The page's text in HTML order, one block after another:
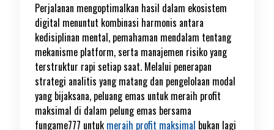
Perjalanan mengoptimalkan hasil dalam ekosistem
digital menuntut kombinasi harmonis antara
kedisiplinan mental, pemahaman mendalam tentang
mekanisme platform, serta manajemen risiko yang
terstruktur rapi setiap saat. Melalui penerapan
strategi analitis yang matang dan pengelolaan modal
yang bijaksana, peluang emas untuk meraih profit
maksimal di dalam pelung emas bersama
fungame777 untuk meraih profit maksimal bukan lagi